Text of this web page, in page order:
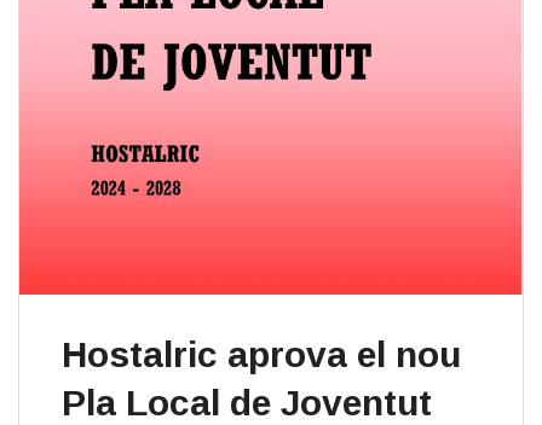
​Hostalric aprova el nou
Pla Local de Joventut